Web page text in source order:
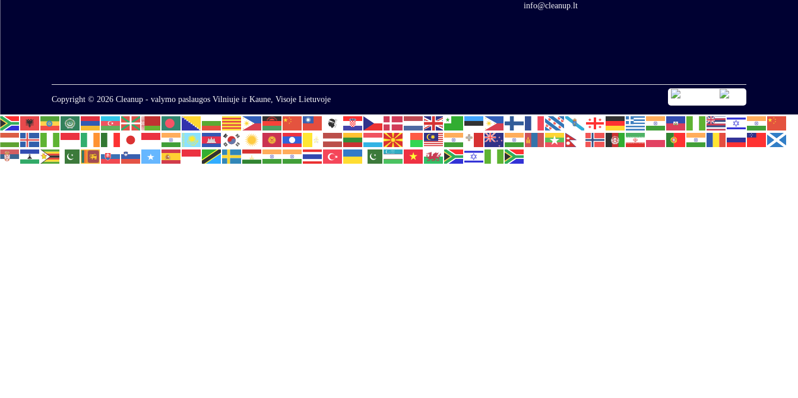
info@cleanup.lt
Copyright © 2026 Cleanup - valymo paslaugos Vilniuje ir Kaune, Visoje Lietuvoje